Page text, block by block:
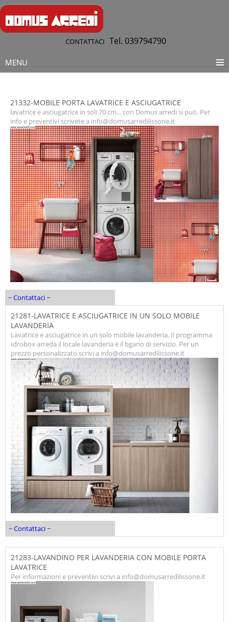
CONTATTACI Tel. 039794790
MENU
21332-MOBILE PORTA LAVATRICE E ASCIUGATRICE
lavatrice e asciugatrice in soli 70 cm... con Domus arredi si può. Per
info e preventivi scrivete a info@domusarredilissone.it
~ Contattaci ~
21281-LAVATRICE E ASCIUGATRICE IN UN SOLO MOBILE
LAVANDERIA
Lavatrice e asciugatrice in un solo mobile lavanderia. Il programma
Idrobox arreda il locale lavanderia e il bgano di servizio. Per un
prezzo personalizzato scrivi a info@domusarredilissone.it
~ Contattaci ~
21283-LAVANDINO PER LAVANDERIA CON MOBILE PORTA
LAVATRICE
Per informazioni e preventivi scrivi a info@domusarredilissone.it